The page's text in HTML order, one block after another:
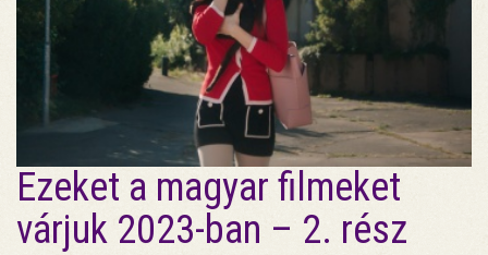
Ezeket a magyar filmeket
várjuk 2023-ban – 2. rész